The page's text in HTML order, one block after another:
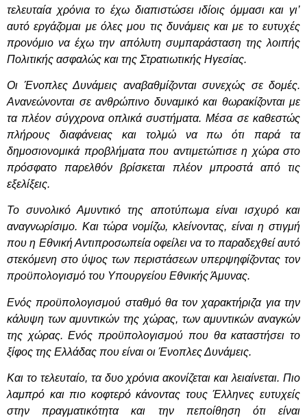
τελευταία χρόνια το έχω διαπιστώσει ιδίοις όμμασι και γι’
αυτό εργάζομαι με όλες μου τις δυνάμεις και με το ευτυχές
προνόμιο να έχω την απόλυτη συμπαράσταση της λοιπής
Πολιτικής ασφαλώς και της Στρατιωτικής Ηγεσίας.
Οι Ένοπλες Δυνάμεις αναβαθμίζονται συνεχώς σε δομές.
Ανανεώνονται σε ανθρώπινο δυναμικό και θωρακίζονται με
τα πλέον σύγχρονα οπλικά συστήματα. Μέσα σε καθεστώς
πλήρους διαφάνειας και τολμώ να πω ότι παρά τα
δημοσιονομικά προβλήματα που αντιμετώπισε η χώρα στο
πρόσφατο παρελθόν βρίσκεται πλέον μπροστά από τις
εξελίξεις.
Το συνολικό Αμυντικό της αποτύπωμα είναι ισχυρό και
αναγνωρίσιμο. Και τώρα νομίζω, κλείνοντας, είναι η στιγμή
που η Εθνική Αντιπροσωπεία οφείλει να το παραδεχθεί αυτό
στεκόμενη στο ύψος των περιστάσεων υπερψηφίζοντας τον
προϋπολογισμό του Υπουργείου Εθνικής Άμυνας.
Ενός προϋπολογισμού σταθμό θα τον χαρακτήριζα για την
κάλυψη των αμυντικών της χώρας, των αμυντικών αναγκών
της χώρας. Ενός προϋπολογισμού που θα καταστήσει το
ξίφος της Ελλάδας που είναι οι Ένοπλες Δυνάμεις.
Και το τελευταίο, τα δυο χρόνια ακονίζεται και λειαίνεται. Πιο
λαμπρό και πιο κοφτερό κάνοντας τους Έλληνες ευτυχείς
στην πραγματικότητα και την πεποίθηση ότι είναι